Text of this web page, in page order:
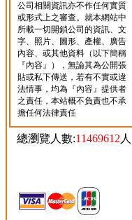
公司相關資訊亦不作任何實質
或形式上之審查。就本網站中
所載一切開鎖公司的資訊、文
字、照片、圖形、產權、廣告
內容、或其他資料（以下簡稱
『內容』），無論其為公開張
貼或私下傳送，若有不實或違
法情事，均為『內容』提供者
之責任，本站概不負責也不承
擔任何法律責任
總瀏覽人數:11469612 人